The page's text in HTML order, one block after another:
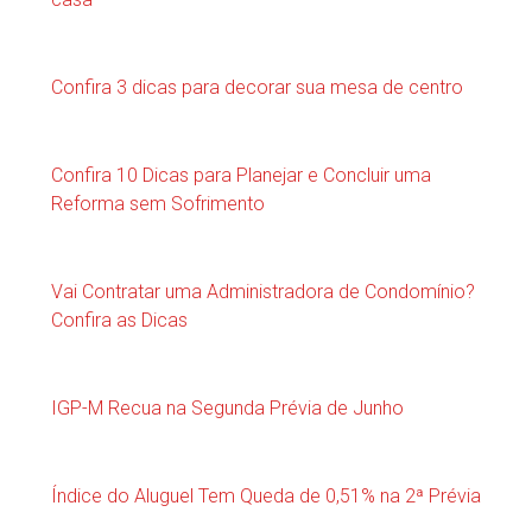
Confira 3 dicas para decorar sua mesa de centro
Confira 10 Dicas para Planejar e Concluir uma
Reforma sem Sofrimento
Vai Contratar uma Administradora de Condomínio?
Confira as Dicas
IGP-M Recua na Segunda Prévia de Junho
Índice do Aluguel Tem Queda de 0,51% na 2ª Prévia